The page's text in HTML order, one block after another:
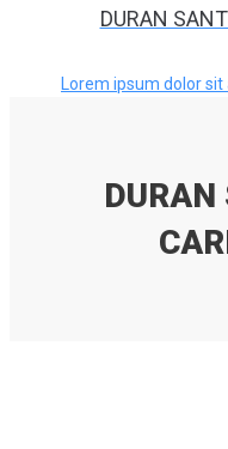
DURAN
Lorem ipsum dolor